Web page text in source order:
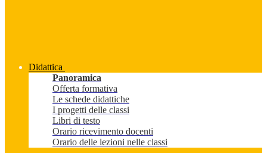
Didattica
Panoramica
Offerta formativa
Le schede didattiche
I progetti delle classi
Libri di testo
Orario ricevimento docenti
Orario delle lezioni nelle classi